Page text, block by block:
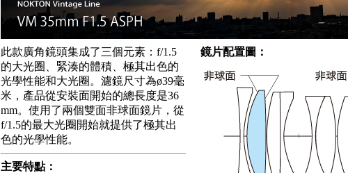
此款廣角鏡頭集成了三個元素：f/1.5
的大光圈、緊湊的體積、極其出色的
光學性能和大光圈。濾鏡尺寸為ø39毫
米，產品從安裝面開始的總長度是36
mm。使用了兩個雙面非球面鏡片，從
f/1.5的最大光圈開始就提供了極其出
色的光學性能。
主要特點：
鏡片配置圖：